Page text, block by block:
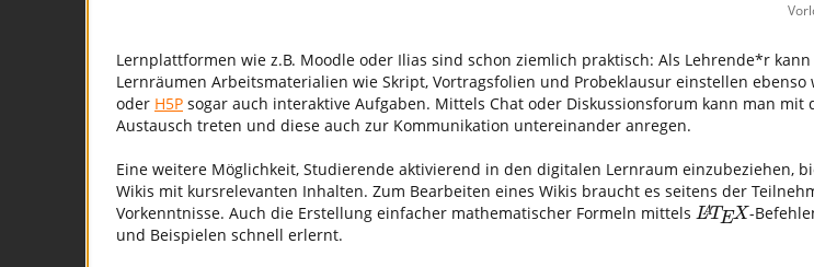
Lernplattformen wie z.B. Moodle oder Ilias sind schon ziemlich praktisch: Als Lehrende*r
Lernräumen Arbeitsmaterialien wie Skript, Vortragsfolien und Probeklausur einstellen ebenso
oder H5P sogar auch interaktive Aufgaben. Mittels Chat oder Diskussionsforum kann man mit
Austausch treten und diese auch zur Kommunikation untereinander anregen.
Eine weitere Möglichkeit, Studierende aktivierend in den digitalen Lernraum einzubeziehen,
Wikis mit kursrelevanten Inhalten. Zum Bearbeiten eines Wikis braucht es seitens der
Vorkenntnisse. Auch die Erstellung einfacher mathematischer Formeln mittels LATEX
LATEX -
und Beispielen schnell erlernt.